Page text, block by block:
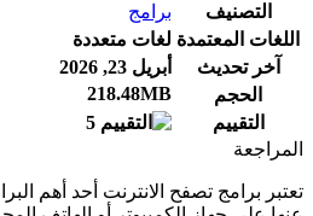
التصنيف
برامج
اللغات المعتمدة لغات متعددة
آخر تحديث
أبريل 23, 2026
الحجم
218.48MB
التقييم
المراجعة
تعتبر برامج تصفح الانترنت أحد أهم